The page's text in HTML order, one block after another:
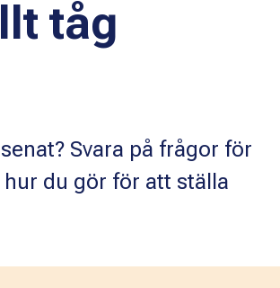
tåg
Svara på frågor för
du gör för att ställa